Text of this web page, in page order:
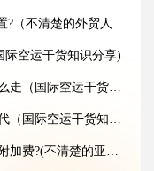
清楚的外贸人看过来）
际空运干货知识分享)
际空运干货知识分享）
空运干货知识分享）
楚的亚马逊卖家看过来)